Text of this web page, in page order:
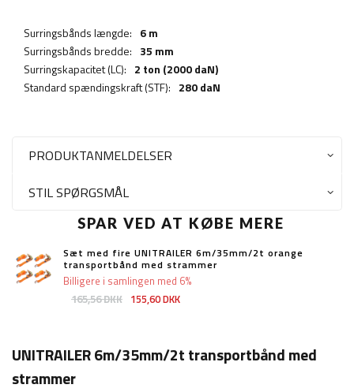
Surringsbånds længde: 6 m
Surringsbånds bredde: 35 mm
Surringskapacitet (LC): 2 ton (2000 daN)
Standard spændingskraft (STF): 280 daN
PRODUKTANMELDELSER
STIL SPØRGSMÅL
SPAR VED AT KØBE MERE
Sæt med fire UNITRAILER 6m/35mm/2t orange
transportbånd med strammer
165,56 DKK 155,60 DKK
Billigere i samlingen med 6%
UNITRAILER 6m/35mm/2t transportbånd med
strammer